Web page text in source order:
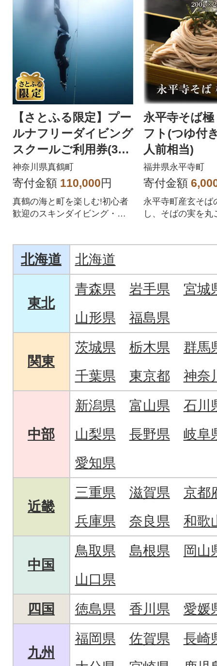
【さとふる限定】プー
ルナフリーダイビング
スクールご利用券(30,0
00円)
神奈川県真鶴町
寄付金額 110,000円
真鶴の海と町を楽しむ!初心者
歓迎のスキンダイビング・フ
永平寺そば
フト(つゆ付
人前相当)
福井県永平寺町
寄付金額
永平寺町産玄そば
し、そばの実を丸
北海道 北海道
東北
青森県 岩手県
宮城
山形県
福島県
関東
茨城県 栃木県
群馬
千葉県
東京都 神奈
中部
新潟県 富山県
石川
山梨県
長野県
岐阜
愛知県
近畿
三重県 滋賀県
京都
兵庫県
奈良県 和歌
中国
鳥取県 島根県
岡山
山口県
四国
徳島県 香川県 愛媛
九州
福岡県 佐賀県
長崎